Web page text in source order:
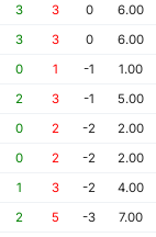
3 3 0
6.00
3 3 0
6.00
0 1 -1
1.00
2 3 -1
5.00
0 2 -2
2.00
0 2 -2
2.00
1 3 -2
4.00
2 5 -3
7.00